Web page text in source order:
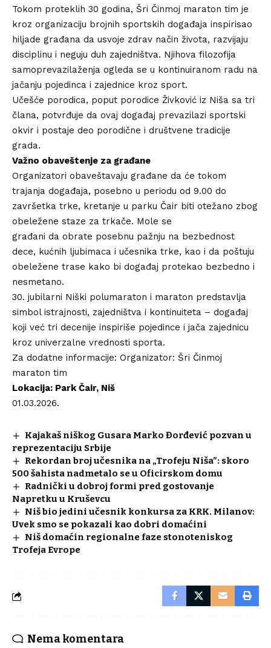
Tokom proteklih 30 godina, Šri Činmoj maraton tim je
kroz organizaciju brojnih sportskih događaja inspirisao
hiljade građana da usvoje zdrav način života, razvijaju
disciplinu i neguju duh zajedništva. Njihova filozofija
samoprevazilaženja ogleda se u kontinuiranom radu na
jačanju pojedinca i zajednice kroz sport.
Učešće porodica, poput porodice Živković iz Niša sa tri
člana, potvrđuje da ovaj događaj prevazilazi sportski
okvir i postaje deo porodične i društvene tradicije
grada.
Važno obaveštenje za građane
Organizatori obaveštavaju građane da će tokom
trajanja događaja, posebno u periodu od 9.00 do
završetka trke, kretanje u parku Čair biti otežano zbog
obeležene staze za trkače. Mole se
građani da obrate posebnu pažnju na bezbednost
dece, kućnih ljubimaca i učesnika trke, kao i da poštuju
obeležene trase kako bi događaj protekao bezbedno i
nesmetano.
30. jubilarni Niški polumaraton i maraton predstavlja
simbol istrajnosti, zajedništva i kontinuiteta – događaj
koji već tri decenije inspiriše pojedince i jača zajednicu
kroz univerzalne vrednosti sporta.
Za dodatne informacije: Organizator: Šri Činmoj
maraton tim
Lokacija: Park Čair, Niš
01.03.2026.
Kajakaš niškog Gusara Marko Đorđević pozvan u
reprezentaciju Srbije
Rekordan broj učesnika na „Trofeju Niša”: skoro
500 šahista nadmetalo se u Oficirskom domu
Radnički u dobroj formi pred gostovanje
Napretku u Kruševcu
Niš bio jedini učesnik konkursa za KRK. Milanov:
Uvek smo se pokazali kao dobri domaćini
Niš domaćin regionalne faze stonoteniskog
Trofeja Evrope
Nema komentara